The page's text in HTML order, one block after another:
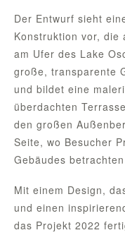
Der Entwurf sieht
Konstruktion vor, die
am Ufer des Lake
große, transparente
und bildet eine
überdachten
den großen
Seite, wo Besucher
Gebäudes
Mit einem Design,
und einen
das Projekt 2022